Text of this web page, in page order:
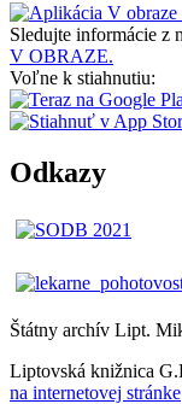
Sledujte informácie z
V OBRAZE.
Voľne k stiahnutiu:
Odkazy
Štátny archív Lipt.
Liptovská knižnica
na internetovej stránke